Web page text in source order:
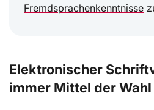
Fremdsprachenkenntnisse
Elektronischer
immer Mittel der Wahl